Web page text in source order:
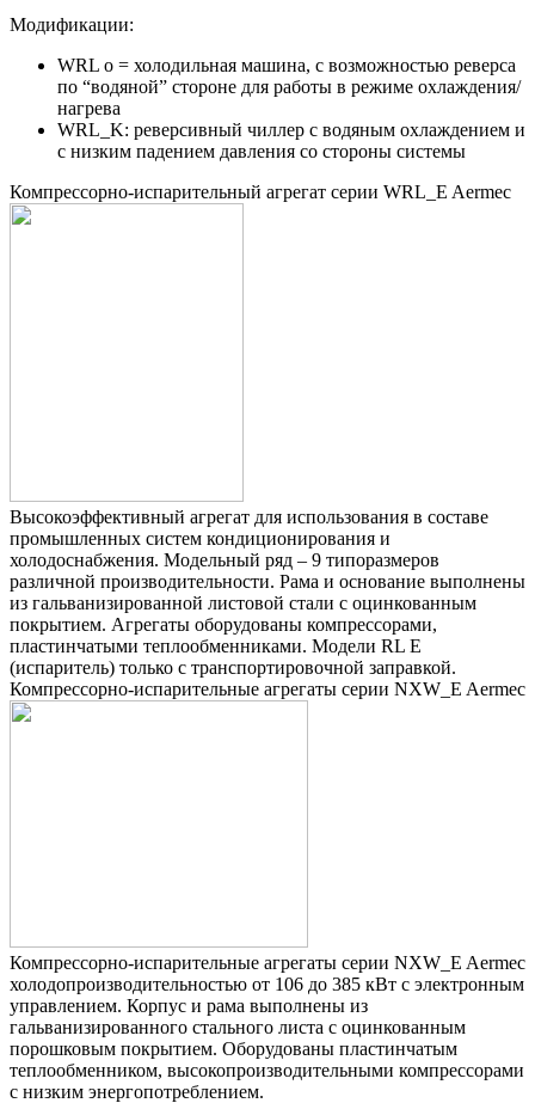
Модификации:
WRL о = холодильная машина, с возможностью реверса
по “водяной” стороне для работы в режиме охлаждения/
нагрева
WRL_K: реверсивный чиллер с водяным охлаждением и
с низким падением давления со стороны системы
Компрессорно-испарительный агрегат серии WRL_E Aermec
Высокоэффективный агрегат для использования в составе
промышленных систем кондиционирования и
холодоснабжения. Модельный ряд – 9 типоразмеров
различной производительности. Рама и основание выполнены
из гальванизированной листовой стали с оцинкованным
покрытием. Агрегаты оборудованы компрессорами,
пластинчатыми теплообменниками. Модели RL E
(испаритель) только с транспортировочной заправкой.
Компрессорно-испарительные агрегаты серии NXW_E Aermec
Компрессорно-испарительные агрегаты серии NXW_E Aermec
холодопроизводительностью от 106 до 385 кВт с электронным
управлением. Корпус и рама выполнены из
гальванизированного стального листа с оцинкованным
порошковым покрытием. Оборудованы пластинчатым
теплообменником, высокопроизводительными компрессорами
с низким энергопотреблением.